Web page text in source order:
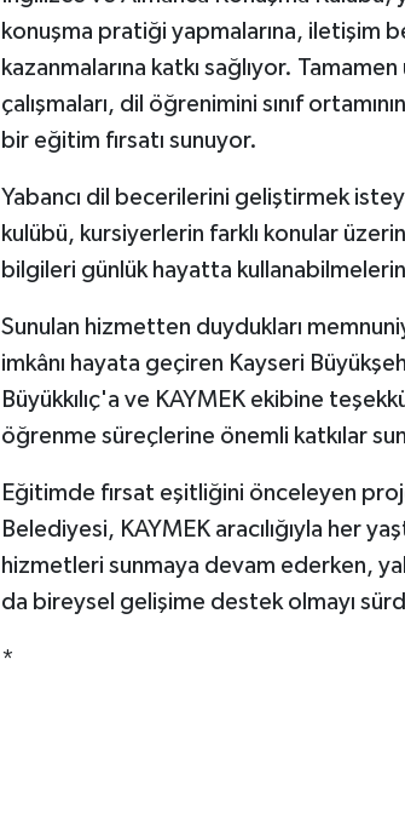
konuşma pratiği yapmalarına, iletişim
kazanmalarına katkı sağlıyor.
çalışmaları, dil öğrenimini sınıf
bir eğitim fırsatı sunuyor.
Yabancı dil becerilerini geliştirmek
kulübü, kursiyerlerin farklı konular
bilgileri günlük hayatta
Sunulan hizmetten duydukları
imkânı hayata geçiren Kayseri
Büyükkılıç'a ve KAYMEK ekibine
öğrenme süreçlerine önemli katkılar
Eğitimde fırsat eşitliğini önceleyen
Belediyesi, KAYMEK aracılığıyla her
hizmetleri sunmaya devam ederken,
da bireysel gelişime destek olmayı
*